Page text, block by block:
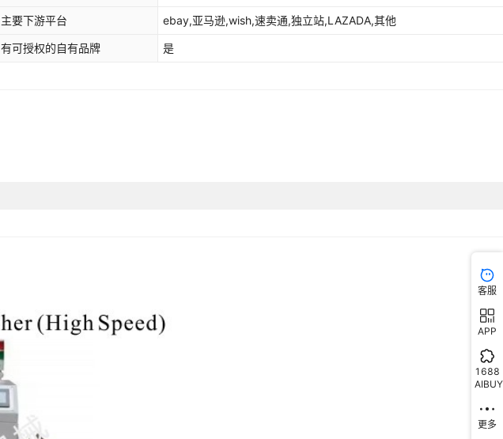
主要下游平台 ebay,亚马逊,wish,速卖通,独立站,LAZADA,其他
有可授权的自有品牌 是
客服
APP
1688
AIBUY
更多